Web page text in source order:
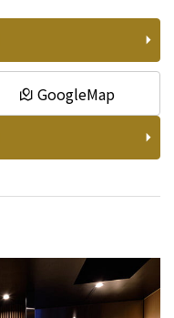
GoogleMap